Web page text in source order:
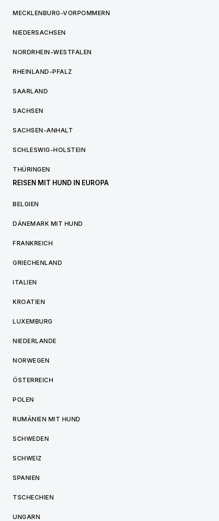
MECKLENBURG-VORPOMMERN
NIEDERSACHSEN
NORDRHEIN-WESTFALEN
RHEINLAND-PFALZ
SAARLAND
SACHSEN
SACHSEN-ANHALT
SCHLESWIG-HOLSTEIN
THÜRINGEN
REISEN MIT HUND IN EUROPA
BELGIEN
DÄNEMARK MIT HUND
FRANKREICH
GRIECHENLAND
ITALIEN
KROATIEN
LUXEMBURG
NIEDERLANDE
NORWEGEN
ÖSTERREICH
POLEN
RUMÄNIEN MIT HUND
SCHWEDEN
SCHWEIZ
SPANIEN
TSCHECHIEN
UNGARN